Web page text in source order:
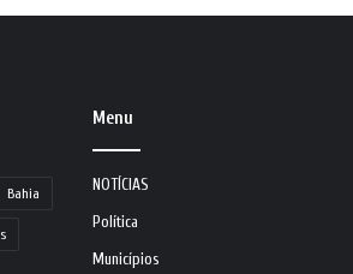
Bahia
Menu
NOTÍCIAS
Política
Municípios